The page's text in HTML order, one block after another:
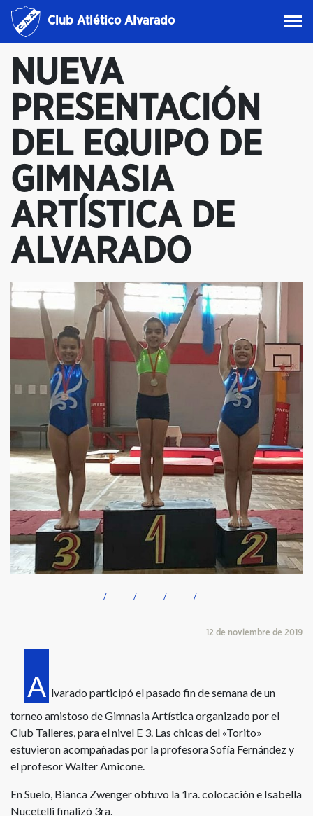
Club Atlético Alvarado
NUEVA
PRESENTACIÓN
DEL EQUIPO DE
GIMNASIA
ARTÍSTICA DE
ALVARADO
12 de noviembre de 2019
A lvarado participó el pasado fin de semana de un
torneo amistoso de Gimnasia Artística organizado por el
Club Talleres, para el nivel E 3. Las chicas del «Torito»
estuvieron acompañadas por la profesora Sofía Fernández y
el profesor Walter Amicone.
En Suelo, Bianca Zwenger obtuvo la 1ra. colocación e Isabella
Nucetelli finalizó 3ra.